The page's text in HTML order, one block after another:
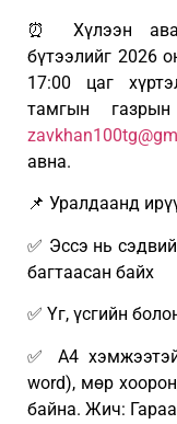
⏰ Хүлээн
бүтээлийг 2026
17:00 цаг
тамгын
авна.
📌 Уралдаанд
✅ Эссэ нь
багтаасан байх
✅ Үг, үсгийн
✅ А4
word), мөр
байна. Жич: